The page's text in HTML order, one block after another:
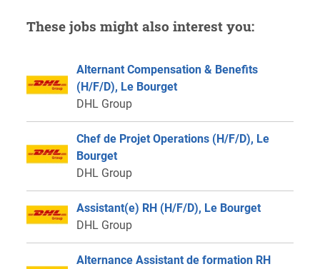
These jobs might also interest you:
Alternant Compensation & Benefits
(H/F/D), Le Bourget
DHL Group
Chef de Projet Operations (H/F/D), Le
Bourget
DHL Group
Assistant(e) RH (H/F/D), Le Bourget
DHL Group
Alternance Assistant de formation RH